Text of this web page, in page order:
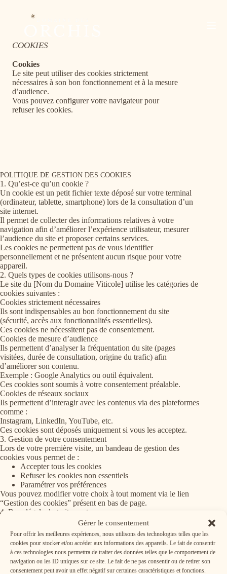
Gérer le consentement
Pour offrir les meilleures expériences, nous utilisons des technologies telles que les
cookies pour stocker et/ou accéder aux informations des appareils. Le fait de consentir
à ces technologies nous permettra de traiter des données telles que le comportement de
navigation ou les ID uniques sur ce site. Le fait de ne pas consentir ou de retirer son
consentement peut avoir un effet négatif sur certaines caractéristiques et fonctions.
COOKIES
Cookies
Le site peut utiliser des cookies strictement
nécessaires à son bon fonctionnement et à la mesure
d’audience.
Vous pouvez configurer votre navigateur pour
refuser les cookies.
POLITIQUE DE GESTION DES COOKIES
1. Qu’est-ce qu’un cookie ?
Un cookie est un petit fichier texte déposé sur votre terminal
(ordinateur, tablette, smartphone) lors de la consultation d’un
site internet.
Il permet de collecter des informations relatives à votre
navigation afin d’améliorer l’expérience utilisateur, mesurer
l’audience du site et proposer certains services.
Les cookies ne permettent pas de vous identifier
personnellement et ne présentent aucun risque pour votre
appareil.
2. Quels types de cookies utilisons-nous ?
Le site du [Nom du Domaine Viticole] utilise les catégories de
cookies suivantes :
Cookies strictement nécessaires
Ils sont indispensables au bon fonctionnement du site
(sécurité, accès aux fonctionnalités essentielles).
Ces cookies ne nécessitent pas de consentement.
Cookies de mesure d’audience
Ils permettent d’analyser la fréquentation du site (pages
visitées, durée de consultation, origine du trafic) afin
d’améliorer son contenu.
Exemple : Google Analytics ou outil équivalent.
Ces cookies sont soumis à votre consentement préalable.
Cookies de réseaux sociaux
Ils permettent d’interagir avec les contenus via des plateformes
comme :
Instagram, LinkedIn, YouTube, etc.
Ces cookies sont déposés uniquement si vous les acceptez.
3. Gestion de votre consentement
Lors de votre première visite, un bandeau de gestion des
cookies vous permet de :
Accepter tous les cookies
Refuser les cookies non essentiels
Paramétrer vos préférences
Vous pouvez modifier votre choix à tout moment via le lien
“Gestion des cookies” présent en bas de page.
4. Base légale du traitement
Le dépôt des cookies soumis à consentement repose sur votre
consentement libre, éclairé et explicite, conformément au
RGPD et aux recommandations de la CNIL.
5. Durée de conservation
Les cookies sont conservés pour une durée maximale de 13
mois, conformément à la réglementation en vigueur.